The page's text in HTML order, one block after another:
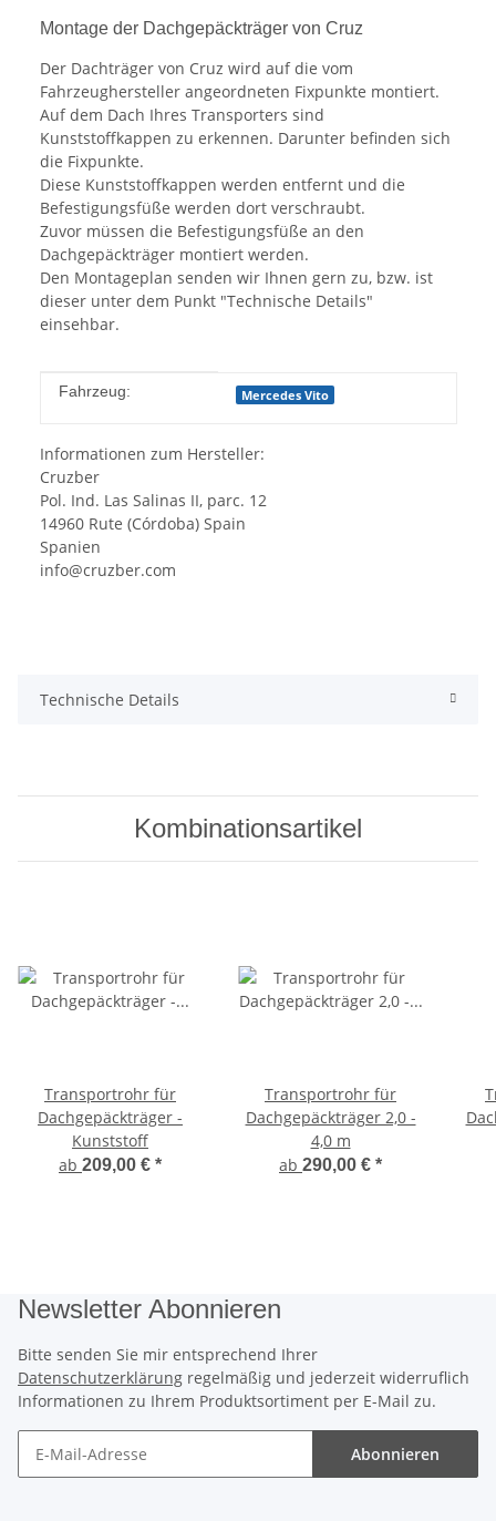
Montage der Dachgepäckträger von Cruz
Der Dachträger von Cruz wird auf die vom
Fahrzeughersteller angeordneten Fixpunkte montiert.
Auf dem Dach Ihres Transporters sind
Kunststoffkappen zu erkennen. Darunter befinden sich
die Fixpunkte.
Diese Kunststoffkappen werden entfernt und die
Befestigungsfüße werden dort verschraubt.
Zuvor müssen die Befestigungsfüße an den
Dachgepäckträger montiert werden.
Den Montageplan senden wir Ihnen gern zu, bzw. ist
dieser unter dem Punkt "Technische Details"
einsehbar.
Produkteigenschaft
Wert
Fahrzeug: Mercedes Vito
Informationen zum Hersteller:
Cruzber
Pol. Ind. Las Salinas II, parc. 12
14960 Rute (Córdoba) Spain
Spanien
info@cruzber.com
Technische Details
Kombinationsartikel
Transportrohr für
Dachgepäckträger -
Kunststoff
ab 209,00 € *
Transportrohr für
Dachgepäckträger 2,0 -
4,0 m
ab 290,00 € *
Newsletter Abonnieren
Bitte senden Sie mir entsprechend Ihrer
Datenschutzerklärung regelmäßig und jederzeit widerruflich
Informationen zu Ihrem Produktsortiment per E-Mail zu.
Abonnieren